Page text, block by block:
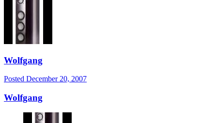
Wolfgang
Posted December 20, 2007
Wolfgang